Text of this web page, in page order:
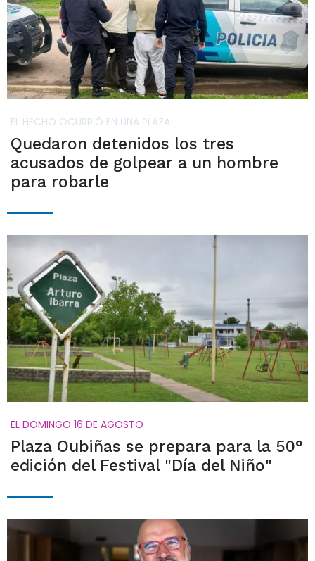
EL HECHO OCURRIÓ EN UNA PLAZA
Quedaron detenidos los tres
acusados de golpear a un hombre
para robarle
EL DOMINGO 16 DE AGOSTO
Plaza Oubiñas se prepara para la 50°
edición del Festival "Día del Niño"